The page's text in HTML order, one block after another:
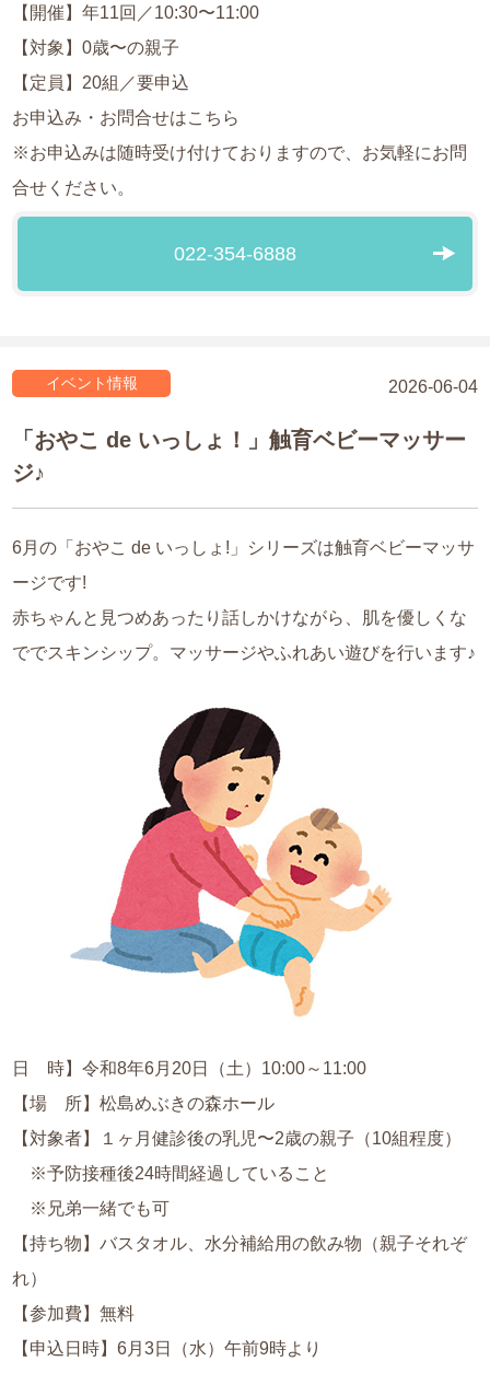
【開催】年11回／10:30〜11:00
【対象】0歳〜の親子
【定員】20組／要申込
お申込み・お問合せはこちら
※お申込みは随時受け付けておりますので、お気軽にお問
合せください。
022-354-6888
2026-06-04
イベント情報
「おやこ de いっしょ！」触育ベビーマッサー
ジ♪
6月の「おやこ de いっしょ!」シリーズは触育ベビーマッサ
ージです!
赤ちゃんと見つめあったり話しかけながら、肌を優しくな
ででスキンシップ。マッサージやふれあい遊びを行います♪
日 時】令和8年6月20日（土）10:00～11:00
【場 所】松島めぶきの森ホール
【対象者】１ヶ月健診後の乳児〜2歳の親子（10組程度）
※予防接種後24時間経過していること
※兄弟一緒でも可
【持ち物】バスタオル、水分補給用の飲み物（親子それぞ
れ）
【参加費】無料
【申込日時】6月3日（水）午前9時より